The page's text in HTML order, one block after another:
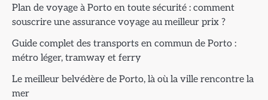
Plan de voyage à Porto en toute sécurité : comment
souscrire une assurance voyage au meilleur prix ?
Guide complet des transports en commun de Porto :
métro léger, tramway et ferry
Le meilleur belvédère de Porto, là où la ville rencontre la
mer